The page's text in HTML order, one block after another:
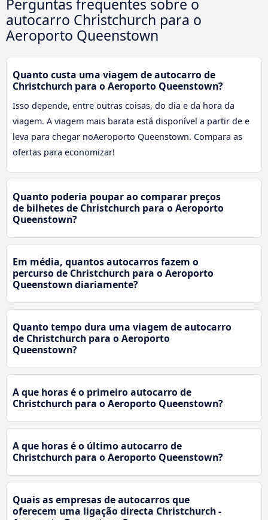
Perguntas frequentes sobre o
autocarro Christchurch para o
Aeroporto Queenstown
Quanto custa uma viagem de autocarro de
Christchurch para o Aeroporto Queenstown?
Isso depende, entre outras coisas, do dia e da hora da
viagem. A viagem mais barata está disponível a partir de e
leva para chegar noAeroporto Queenstown. Compara as
ofertas para economizar!
Quanto poderia poupar ao comparar preços
de bilhetes de Christchurch para o Aeroporto
Queenstown?
Em média, quantos autocarros fazem o
percurso de Christchurch para o Aeroporto
Queenstown diariamente?
Quanto tempo dura uma viagem de autocarro
de Christchurch para o Aeroporto
Queenstown?
A que horas é o primeiro autocarro de
Christchurch para o Aeroporto Queenstown?
A que horas é o último autocarro de
Christchurch para o Aeroporto Queenstown?
Quais as empresas de autocarros que
oferecem uma ligação directa Christchurch -